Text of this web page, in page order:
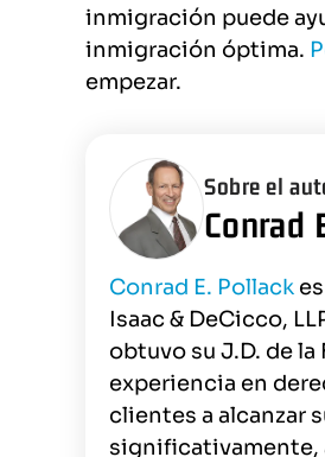
inmigración puede
inmigración óptima.
empezar.
Sobre el
Conrad
Conrad E. Pollack
Isaac & DeCicco,
obtuvo su J.D. de
experiencia en
clientes a alcanzar
significativamente,